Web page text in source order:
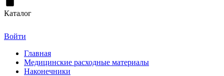
Каталог
Войти
Главная
Медицинские расходные материалы
Наконечники